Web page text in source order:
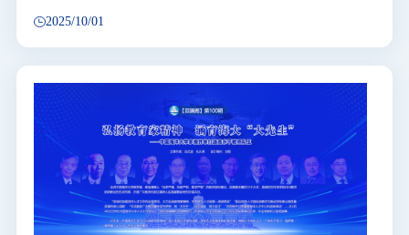
施，历时23天，30余位科研人员克服天气炎热、降水频繁等
不利条件，与科考船团队团结一致，连续作战，圆满完成计
划任务。记者全程参与了本航次任务，见证并用影像和文字
记录下科研人员奋战的日日夜夜。现摘录部分与读者分享，
一起感受“海洋人”不畏艰险上下求索的斗志与精神，共同见
证“海大人”勇立潮头、谋海济国的光荣与梦想！
2025/10/01